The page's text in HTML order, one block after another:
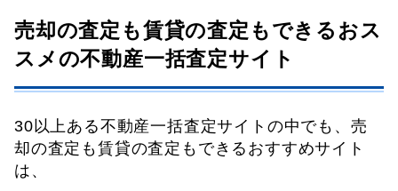
売却の査定も賃貸の査定もできるおス
スメの不動産一括査定サイト
30以上ある不動産一括査定サイトの中でも、売
却の査定も賃貸の査定もできるおすすめサイト
は、